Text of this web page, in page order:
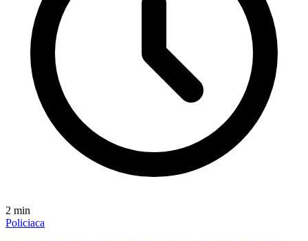
2 min
Policiaca